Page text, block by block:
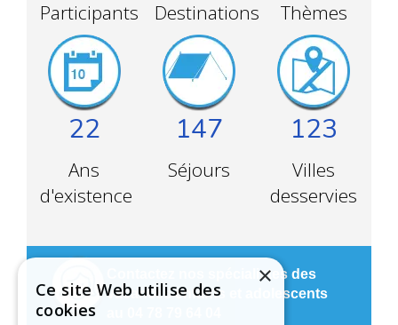
Participants Destinations Thèmes
22
Ans
d'existence
147
Séjours
123
Villes
desservies
Contactez nos spécialistes des
vacances enfants et adolescents
×
Ce site Web utilise des
cookies